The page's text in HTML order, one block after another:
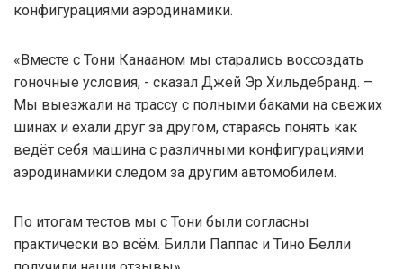
конфигурациями аэродинамики.
«Вместе с Тони Канааном мы старались воссоздать
гоночные условия, - сказал Джей Эр Хильдебранд. –
Мы выезжали на трассу с полными баками на свежих
шинах и ехали друг за другом, стараясь понять как
ведёт себя машина с различными конфигурациями
аэродинамики следом за другим автомобилем.
По итогам тестов мы с Тони были согласны
практически во всём. Билли Паппас и Тино Белли